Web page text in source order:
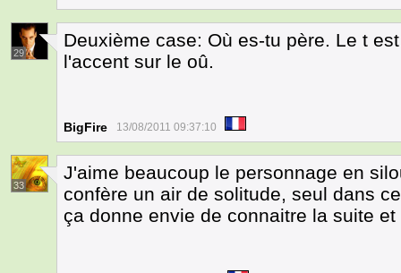
29
Deuxième case: Où es-tu père. Le t
l'accent sur le oû.
BigFire 13/08/2011 09:37:10
33
J'aime beaucoup le personnage en
confère un air de solitude, seul dans
ça donne envie de connaitre la suite